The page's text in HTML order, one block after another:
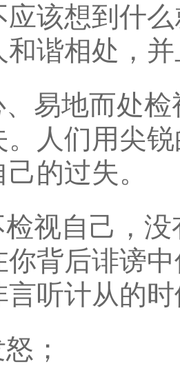
应该想到什
和谐相处，
易地而处
。人们用尖
的过失。
视自己，
你背后诽谤
言听计从的
；